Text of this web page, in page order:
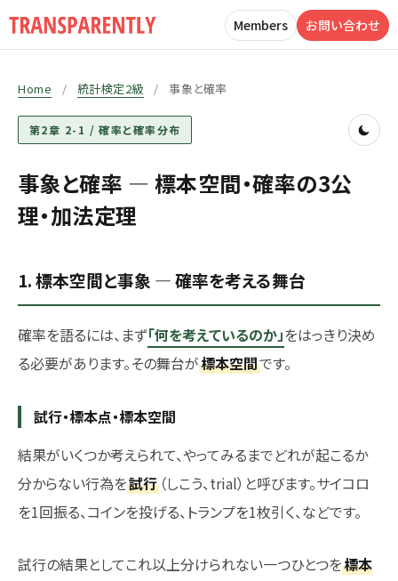
Members お問い合わせ
Home / 統計検定2級 / 事象と確率
第2章 2-1 / 確率と確率分布
事象と確率 — 標本空間・確率の3公
理・加法定理
1. 標本空間と事象 — 確率を考える舞台
確率を語るには、まず「何を考えているのか」をはっきり決め
る必要があります。その舞台が標本空間です。
試行・標本点・標本空間
結果がいくつか考えられて、やってみるまでどれが起こるか
分からない行為を試行 （しこう、trial）と呼びます。サイコロ
を1回振る、コインを投げる、トランプを1枚引く、などです。
試行の結果としてこれ以上分けられない一つひとつを標本